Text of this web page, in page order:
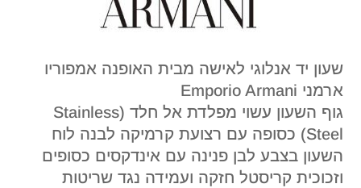
שעון יד אנלוגי לאישה מבית האופנה אמפוריו
ארמני Emporio Armani
גוף השעון עשוי מפלדת אל חלד (Stainless
Steel) כסופה עם רצועת קרמיקה לבנה לוח
השעון בצבע לבן פנינה עם אינדקסים כסופים
וזכוכית קריסטל חזקה ועמידה נגד שריטות